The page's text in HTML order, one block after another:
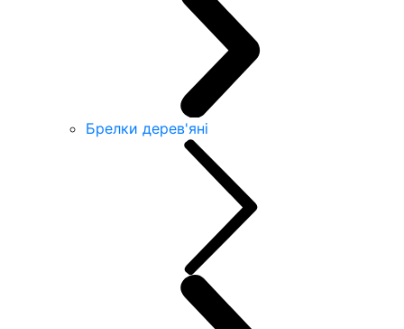
Брелки дерев'яні